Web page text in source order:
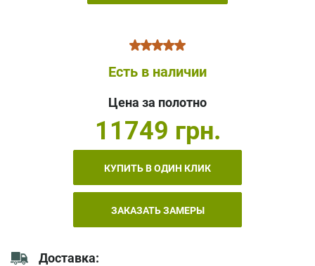
Есть в наличии
Цена за полотно
11749 грн.
КУПИТЬ В ОДИН КЛИК
ЗАКАЗАТЬ ЗАМЕРЫ
Доставка: